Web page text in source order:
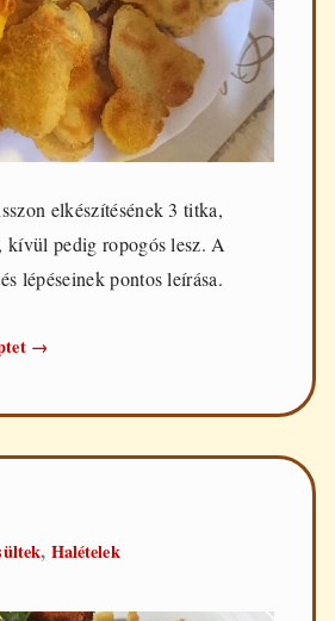
elkészítésének 3 titka,
kívül pedig ropogós lesz. A
lépéseinek pontos leírása.
Rántott
→
, Halételek